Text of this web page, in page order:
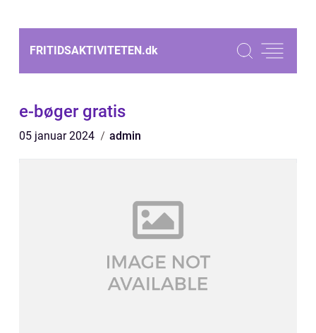
FRITIDSAKTIVITETEN.dk
e-bøger gratis
05 januar 2024 admin